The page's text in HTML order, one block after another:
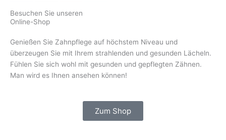
Besuchen Sie unseren
Online-Shop
Genießen Sie Zahnpflege auf höchstem Niveau und
überzeugen Sie mit Ihrem strahlenden und gesunden Lächeln.
Fühlen Sie sich wohl mit gesunden und gepflegten Zähnen.
Man wird es Ihnen ansehen können!
Zum Shop